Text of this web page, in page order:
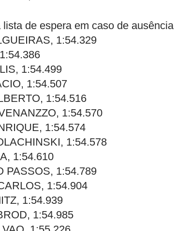
de espera em caso de
1:54.329
1:54.499
1:54.507
1:54.516
1:54.570
1:54.574
1:54.578
1:54.610
PASSOS, 1:54.789
1:54.904
1:54.939
1:54.985